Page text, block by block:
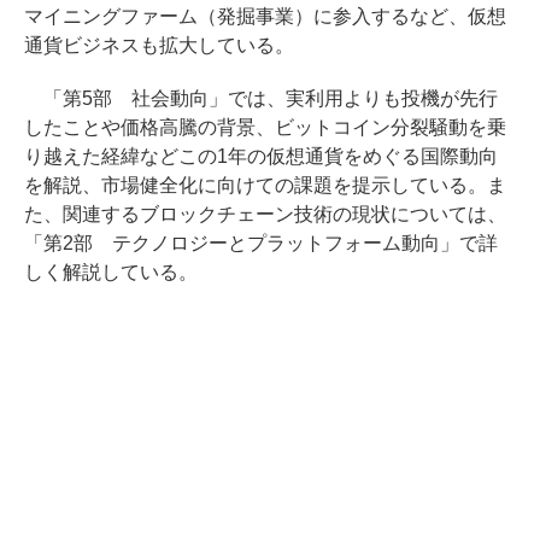
マイニングファーム（発掘事業）に参入するなど、仮想
通貨ビジネスも拡大している。
「第5部 社会動向」では、実利用よりも投機が先行
したことや価格高騰の背景、ビットコイン分裂騒動を乗
り越えた経緯などこの1年の仮想通貨をめぐる国際動向
を解説、市場健全化に向けての課題を提示している。ま
た、関連するブロックチェーン技術の現状については、
「第2部 テクノロジーとプラットフォーム動向」で詳
しく解説している。